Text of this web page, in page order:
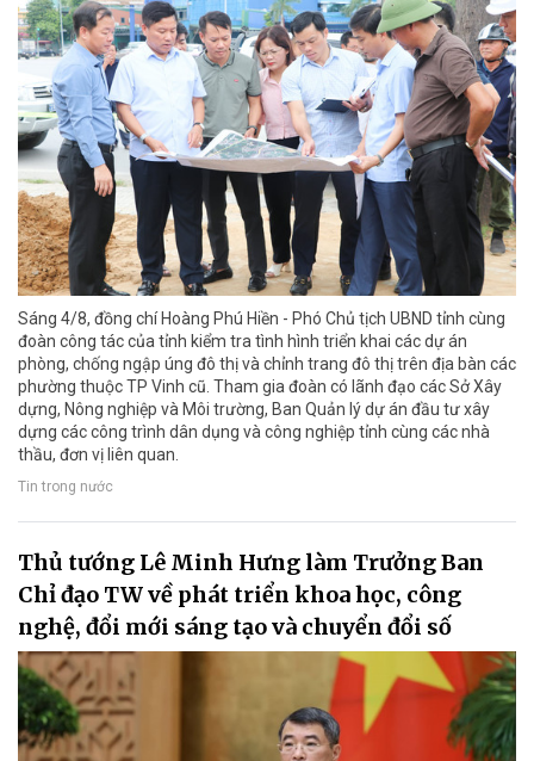
Sáng 4/8, đồng chí Hoàng Phú Hiền - Phó Chủ tịch UBND tỉnh cùng
đoàn công tác của tỉnh kiểm tra tình hình triển khai các dự án
phòng, chống ngập úng đô thị và chỉnh trang đô thị trên địa bàn các
phường thuộc TP Vinh cũ. Tham gia đoàn có lãnh đạo các Sở Xây
dựng, Nông nghiệp và Môi trường, Ban Quản lý dự án đầu tư xây
dựng các công trình dân dụng và công nghiệp tỉnh cùng các nhà
thầu, đơn vị liên quan.
Tin trong nước
Thủ tướng Lê Minh Hưng làm Trưởng Ban
Chỉ đạo TW về phát triển khoa học, công
nghệ, đổi mới sáng tạo và chuyển đổi số